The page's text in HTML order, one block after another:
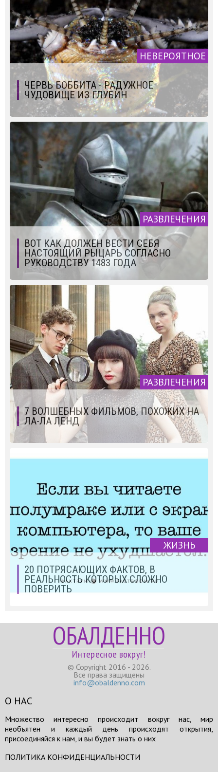
НЕВЕРОЯТНОЕ
ЧЕРВЬ БОББИТА - РАДУЖНОЕ
ЧУДОВИЩЕ ИЗ ГЛУБИН
РАЗВЛЕЧЕНИЯ
ВОТ КАК ДОЛЖЕН ВЕСТИ СЕБЯ
НАСТОЯЩИЙ РЫЦАРЬ СОГЛАСНО
РУКОВОДСТВУ 1483 ГОДА
РАЗВЛЕЧЕНИЯ
7 ВОЛШЕБНЫХ ФИЛЬМОВ, ПОХОЖИХ НА
ЛА-ЛА ЛЕНД
ЖИЗНЬ
20 ПОТРЯСАЮЩИХ ФАКТОВ, В
РЕАЛЬНОСТЬ КОТОРЫХ СЛОЖНО
ПОВЕРИТЬ
ОБАЛДЕННО
Интересное вокруг!
© Copyright 2016 - 2026.
Все права защищены
info@obaldenno.com
О НАС
Множество интересно происходит вокруг нас, мир
необъятен и каждый день происходят открытия,
присоединяйся к нам, и вы будет знать о них
ПОЛИТИКА КОНФИДЕНЦИАЛЬНОСТИ